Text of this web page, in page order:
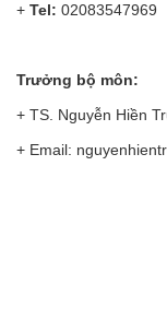
+ Tel: 02083547969
Trưởng bộ môn:
+ TS. Nguyễn Hiền
+ Email: